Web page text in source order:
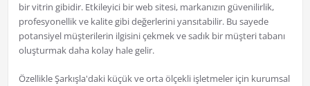
bir vitrin gibidir. Etkileyici bir web sitesi, markanızın güvenilirlik,
profesyonellik ve kalite gibi değerlerini yansıtabilir. Bu sayede
potansiyel müşterilerin ilgisini çekmek ve sadık bir müşteri tabanı
oluşturmak daha kolay hale gelir.
Özellikle Şarkışla'daki küçük ve orta ölçekli işletmeler için kurumsal